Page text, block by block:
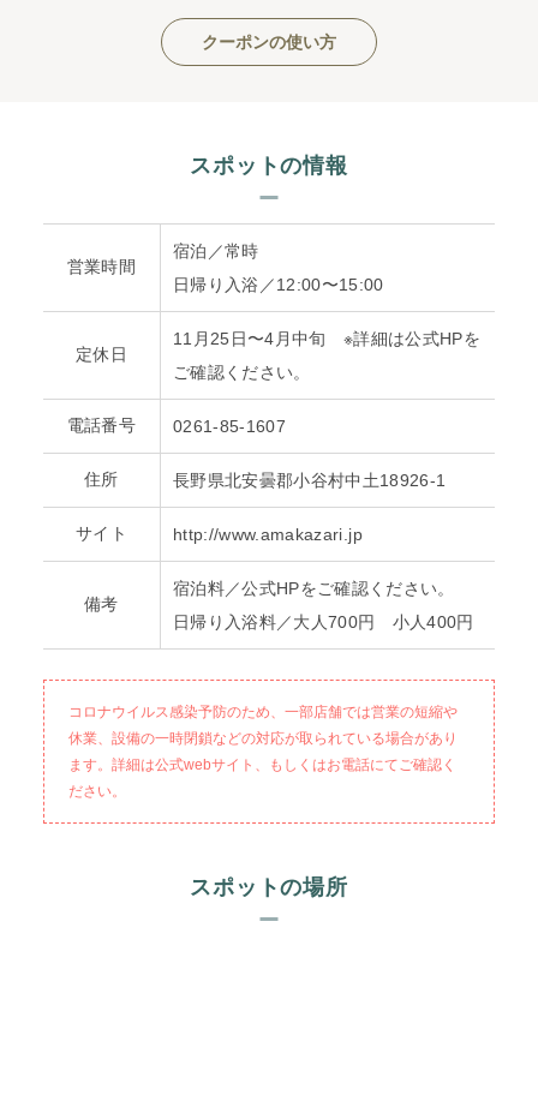
クーポンの使い方
スポットの情報
営業時間
宿泊／常時
日帰り入浴／12:00〜15:00
定休日
11月25日〜4月中旬 ※詳細は公式HPを
ご確認ください。
電話番号 0261-85-1607
住所 長野県北安曇郡小谷村中土18926-1
サイト http://www.amakazari.jp
備考
宿泊料／公式HPをご確認ください。
日帰り入浴料／大人700円 小人400円
コロナウイルス感染予防のため、一部店舗では営業の短縮や
休業、設備の一時閉鎖などの対応が取られている場合があり
ます。詳細は公式webサイト、もしくはお電話にてご確認く
ださい。
スポットの場所